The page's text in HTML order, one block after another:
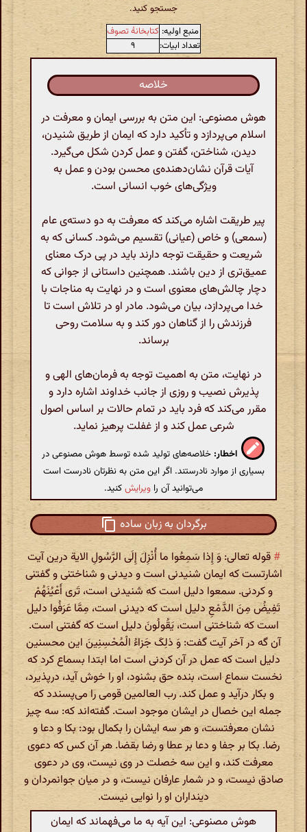
جستجو کنید.
منبع اولیه: کتابخانهٔ تصوف
تعداد ابیات:
۹
خلاصه
هوش مصنوعی: این متن به بررسی ایمان و معرفت در
اسلام می‌پردازد و تأکید دارد که ایمان از طریق شنیدن،
دیدن، شناختن، گفتن و عمل کردن شکل می‌گیرد.
آیات قرآن نشان‌دهنده‌ی محسن بودن و عمل به
ویژگی‌های خوب انسانی است.
پیر طریقت اشاره می‌کند که معرفت به دو دسته‌ی عام
(سمعی) و خاص (عیانی) تقسیم می‌شود. کسانی که به
شریعت و حقیقت توجه دارند باید در پی درک معنای
عمیق‌تری از دین باشند. همچنین داستانی از جوانی که
دچار چالش‌های معنوی است و در نهایت به مناجات با
خدا می‌پردازد، بیان می‌شود. مادر او در تلاش است تا
فرزندش را از گناهان دور کند و به سلامت روحی
برساند.
در نهایت، متن به اهمیت توجه به فرمان‌های الهی و
پذیرش نصیب و روزی از جانب خداوند اشاره دارد و
مقرر می‌کند که فرد باید در تمام حالات بر اساس اصول
شرعی عمل کند و از غفلت پرهیز نماید.
اخطار: خلاصه‌های تولید شده توسط هوش مصنوعی در
بسیاری از موارد نادرستند. اگر این متن به نظرتان نادرست است
می‌توانید آن را ویرایشکنید.
برگردان به زبان ساده
# قوله تعالی: وَ إِذا سَمِعُوا ما أُنْزِلَ إِلَی الرَّسُولِ الایة درین آیت
اشارتست که ایمان شنیدنی است و دیدنی و شناختنی و گفتنی
و کردنی. سمعوا دلیل است که شنیدنی است، تَری‌ أَعْیُنَهُمْ
تَفِیضُ مِنَ الدَّمْعِ دلیل است که دیدنی است، مِمَّا عَرَفُوا دلیل
است که شناختنی است، یَقُولُونَ دلیل است که گفتنی است.
آن گه در آخر آیت گفت: وَ ذلِکَ جَزاءُ الْمُحْسِنِینَ این محسنین
دلیل است که عمل در آن کردنی است اما ابتدا بسماع کرد که
نخست سماع است، بنده حق بشنود، او را خوش آید، درپذیرد،
و بکار درآید و عمل کند. رب العالمین قومی را می‌پسندد که
جمله این خصال در ایشان موجود است. گفته‌اند که: سه چیز
نشان معرفتست، و هر سه ایشان را بکمال بود: بکا و دعا و
رضا. بکا بر جفا و دعا بر عطا و رضا بقضا. هر آن کس که دعوی
معرفت کند، و این سه خصلت در وی نیست، وی در دعوی
صادق نیست، و در شمار عارفان نیست، و در میان جوانمردان و
دینداران او را نوایی نیست.
هوش مصنوعی: این آیه به ما می‌فهماند که ایمان